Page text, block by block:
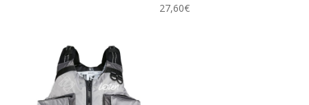
27,60€